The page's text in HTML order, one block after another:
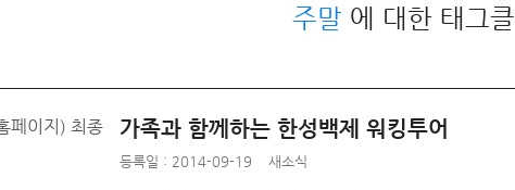
주말 에 대한 태그
가족과 함께하는 한성백제 워킹투어
등록일 : 2014-09-19 새소식